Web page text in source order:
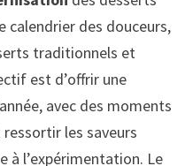
calendrier des douceurs,
traditionnels et
est d’offrir une
avec des moments
les saveurs
à l’expérimentation. Le